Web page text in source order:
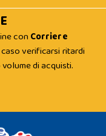
con Corriere
verificarsi ritardi
di acquisti.